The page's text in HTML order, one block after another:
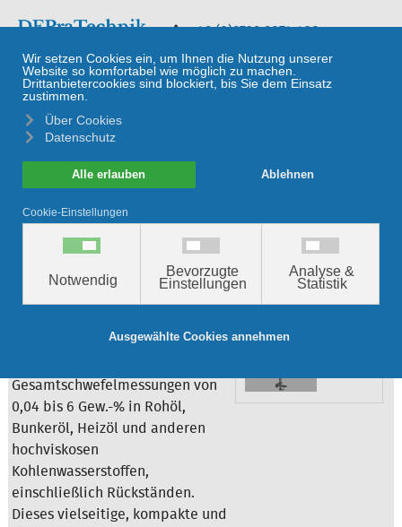
+49 (0)9729 9074 420 ≡
Röntgenfluoreszenzanalyse
Rigaku NEX XT
Schwefelmessgerät
für Schwer- oder
Leichtöle
Analysator für Schwefelprozesse.
Gesamtschwefelmessungen von
0,04 bis 6 Gew.-% in Rohöl,
Bunkeröl, Heizöl und anderen
hochviskosen
Kohlenwasserstoffen,
einschließlich Rückständen.
Dieses vielseitige, kompakte und